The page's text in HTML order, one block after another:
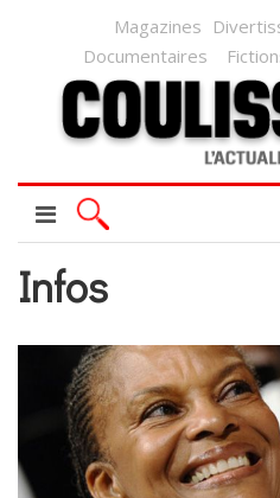
Magazines
Documentaires
Infos